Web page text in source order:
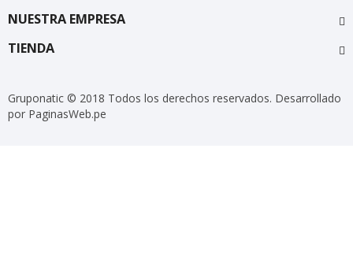
NUESTRA EMPRESA
TIENDA
Gruponatic © 2018 Todos los derechos reservados. Desarrollado
por PaginasWeb.pe